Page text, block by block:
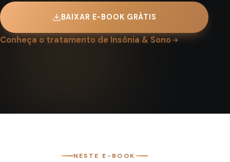
BAIXAR E-BOOK GRÁTIS
Conheça o tratamento de Insônia & Sono
NESTE E-BOOK